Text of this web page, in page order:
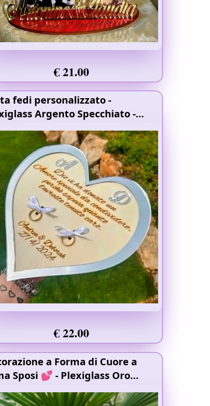
€ 21.00
fedi personalizzato-
Argento Specchiato-
4mm- Doppio Strato
€ 22.00
a Forma di Cuore a
Sposi 💕 - Plexiglass Oro
- Doppio Strato